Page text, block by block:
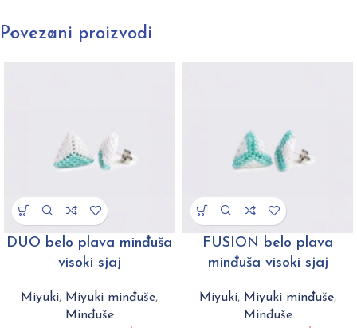
Povezani proizvodi
DUO belo plava minđuša
visoki sjaj
Miyuki, Miyuki minđuše,
Minđuše
FUSION belo plava
minđuša visoki sjaj
Miyuki, Miyuki minđuše,
Minđuše